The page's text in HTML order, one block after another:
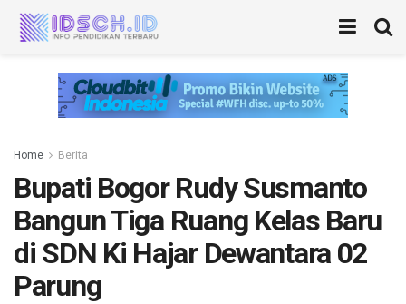
Home Berita
Bupati Bogor Rudy Susmanto
Bangun Tiga Ruang Kelas Baru
di SDN Ki Hajar Dewantara 02
Parung